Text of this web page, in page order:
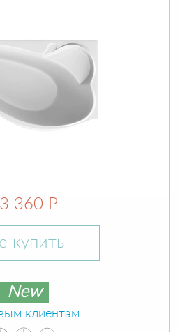
360 Р
купить
New
клиентам